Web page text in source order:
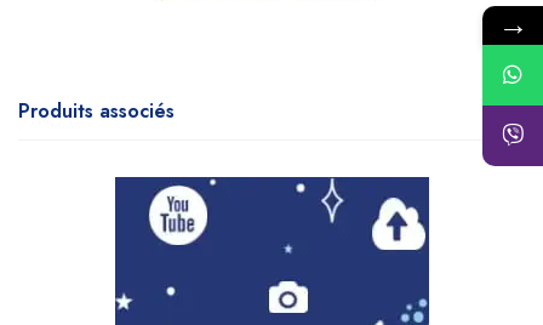
Produits associés
→